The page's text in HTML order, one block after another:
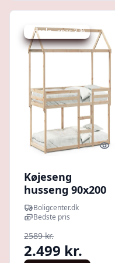
Udsalg - spar 3 %
Køjeseng
husseng 90x200
cm i massivt
fyrretræ - uden
Boligcenter.dk
Bedste pris
2589 kr.
2.499 kr.